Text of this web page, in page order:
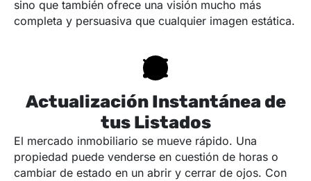
sino que también ofrece una visión mucho más
completa y persuasiva que cualquier imagen estática.
Actualización Instantánea de
tus Listados
El mercado inmobiliario se mueve rápido. Una
propiedad puede venderse en cuestión de horas o
cambiar de estado en un abrir y cerrar de ojos. Con